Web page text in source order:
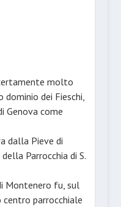
molto
dei Fieschi,
Genova come
dalla Pieve di
Parrocchia di S.
Montenero fu, sul
parrocchiale